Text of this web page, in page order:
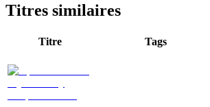
Titres similaires
Titre Tags